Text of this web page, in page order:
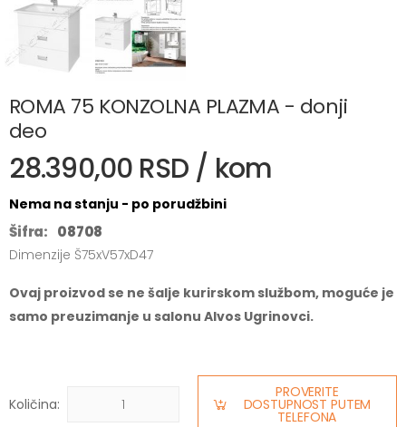
ROMA 75 KONZOLNA PLAZMA - donji
deo
28.390,00 RSD / kom
Nema na stanju - po porudžbini
Šifra: 08708
Dimenzije Š75xV57xD47
Ovaj proizvod se ne šalje kurirskom službom, moguće je
samo preuzimanje u salonu Alvos Ugrinovci.
Količina:
PROVERITE
DOSTUPNOST PUTEM
TELEFONA